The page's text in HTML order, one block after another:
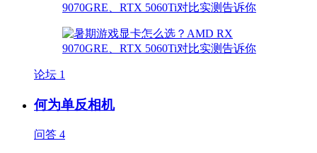
论坛 1
何为单反相机
问答 4